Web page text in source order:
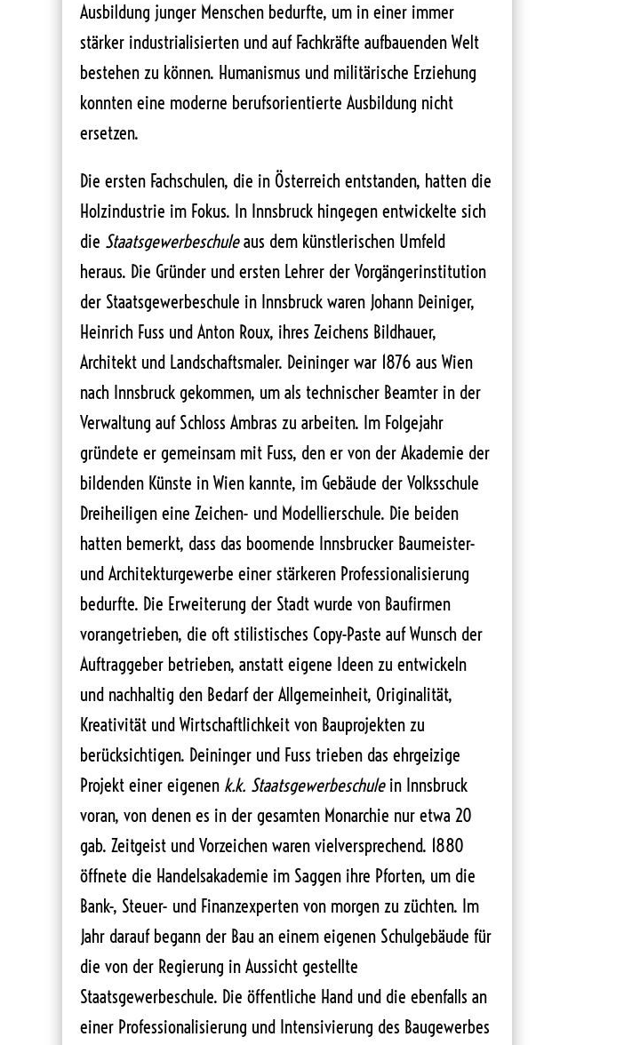
Ausbildung junger Menschen bedurfte, um in einer immer
stärker industrialisierten und auf Fachkräfte aufbauenden Welt
bestehen zu können. Humanismus und militärische Erziehung
konnten eine moderne berufsorientierte Ausbildung nicht
ersetzen.
Die ersten Fachschulen, die in Österreich entstanden, hatten die
Holzindustrie im Fokus. In Innsbruck hingegen entwickelte sich
die Staatsgewerbeschuleaus dem künstlerischen Umfeld
heraus. Die Gründer und ersten Lehrer der Vorgängerinstitution
der Staatsgewerbeschule in Innsbruck waren Johann Deiniger,
Heinrich Fuss und Anton Roux, ihres Zeichens Bildhauer,
Architekt und Landschaftsmaler. Deininger war 1876 aus Wien
nach Innsbruck gekommen, um als technischer Beamter in der
Verwaltung auf Schloss Ambras zu arbeiten. Im Folgejahr
gründete er gemeinsam mit Fuss, den er von der Akademie der
bildenden Künste in Wien kannte, im Gebäude der Volksschule
Dreiheiligen eine Zeichen- und Modellierschule. Die beiden
hatten bemerkt, dass das boomende Innsbrucker Baumeister-
und Architekturgewerbe einer stärkeren Professionalisierung
bedurfte. Die Erweiterung der Stadt wurde von Baufirmen
vorangetrieben, die oft stilistisches Copy-Paste auf Wunsch der
Auftraggeber betrieben, anstatt eigene Ideen zu entwickeln
und nachhaltig den Bedarf der Allgemeinheit, Originalität,
Kreativität und Wirtschaftlichkeit von Bauprojekten zu
berücksichtigen. Deininger und Fuss trieben das ehrgeizige
Projekt einer eigenen k.k. Staatsgewerbeschulein Innsbruck
voran, von denen es in der gesamten Monarchie nur etwa 20
gab. Zeitgeist und Vorzeichen waren vielversprechend. 1880
öffnete die Handelsakademie im Saggen ihre Pforten, um die
Bank-, Steuer- und Finanzexperten von morgen zu züchten. Im
Jahr darauf begann der Bau an einem eigenen Schulgebäude für
die von der Regierung in Aussicht gestellte
Staatsgewerbeschule. Die öffentliche Hand und die ebenfalls an
einer Professionalisierung und Intensivierung des Baugewerbes